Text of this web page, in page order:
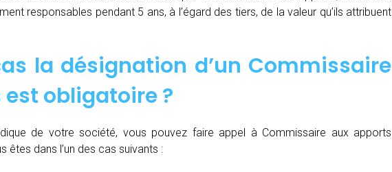
responsables pendant 5 ans, à l’égard des tiers, de la valeur qu’ils attribuent
la désignation d’un Commissaire
obligatoire ?
de votre société, vous pouvez faire appel à Commissaire aux apports
êtes dans l’un des cas suivants :